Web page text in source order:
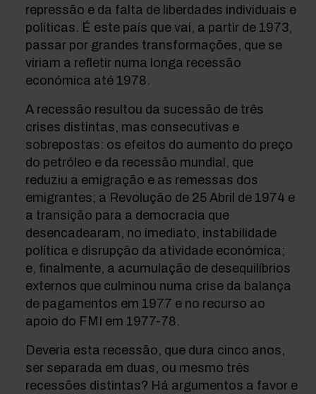
repressão e da falta de liberdades individuais e
políticas. É este país que vai, a partir de 1973,
passar por grandes transformações, que se
viriam a refletir numa longa recessão
económica até 1978.
A recessão resultou da sucessão de três
crises distintas, mas consecutivas e
sobrepostas: os efeitos do aumento do preço
do petróleo e da recessão mundial, que
reduziu a emigração e as remessas dos
emigrantes; a Revolução de 25 Abril de 1974 e
a transição para a democracia que
desencadearam, no imediato, instabilidade
política e disrupção da atividade económica;
e, finalmente, a acumulação de desequilíbrios
externos que culminou numa crise da balança
de pagamentos em 1977 e no recurso ao
apoio do FMI em 1977-78.
Deveria esta recessão, que dura cinco anos,
ser separada em duas, ou mesmo três
recessões distintas? Há argumentos a favor e